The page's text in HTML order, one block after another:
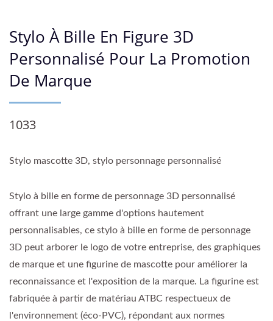
Stylo À Bille En Figure 3D
Personnalisé Pour La Promotion
De Marque
1033
Stylo mascotte 3D, stylo personnage personnalisé
Stylo à bille en forme de personnage 3D personnalisé
offrant une large gamme d'options hautement
personnalisables, ce stylo à bille en forme de personnage
3D peut arborer le logo de votre entreprise, des graphiques
de marque et une figurine de mascotte pour améliorer la
reconnaissance et l'exposition de la marque. La figurine est
fabriquée à partir de matériau ATBC respectueux de
l'environnement (éco-PVC), répondant aux normes